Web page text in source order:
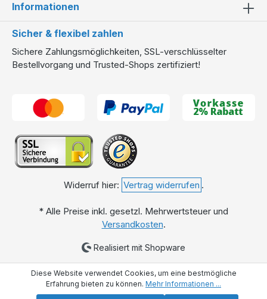
Informationen
Sicher & flexibel zahlen
Sichere Zahlungsmöglichkeiten, SSL-verschlüsselter
Bestellvorgang und Trusted-Shops zertifiziert!
Widerruf hier: Vertrag widerrufen .
* Alle Preise inkl. gesetzl. Mehrwertsteuer und
Versandkosten.
Realisiert mit Shopware
Diese Website verwendet Cookies, um eine bestmögliche
Erfahrung bieten zu können. Mehr Informationen ...